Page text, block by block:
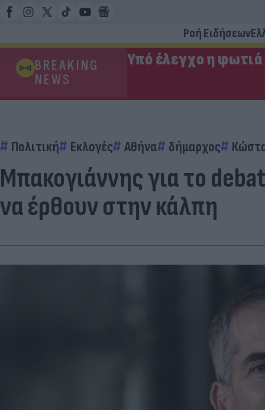
Ροή Ειδήσεων
BREAKING
NEWS
Υπό έλεγχο η φωτιά
Πολιτική Εκλογές Αθήνα δήμαρχος
Μπακογιάννης για το
να έρθουν στην κάλπη